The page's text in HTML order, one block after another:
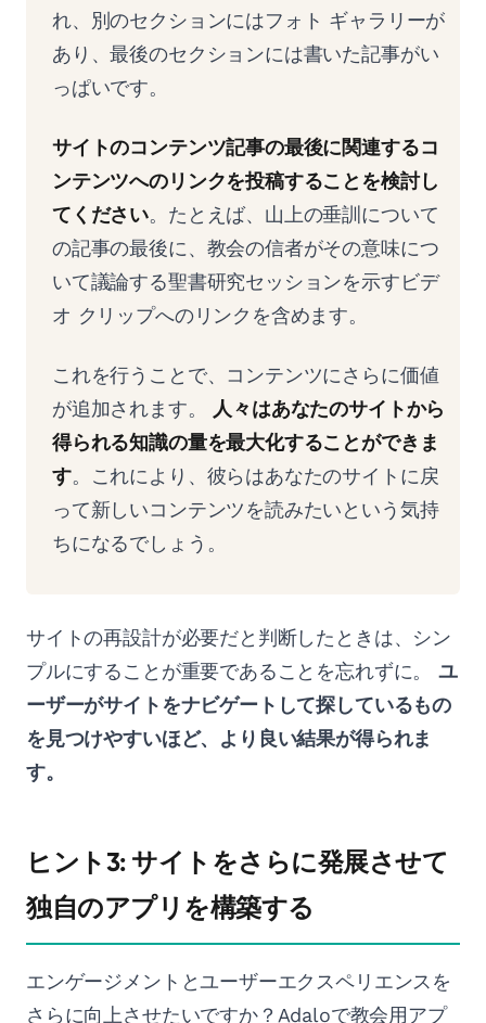
れ、別のセクションにはフォト ギャラリーが
あり、最後のセクションには書いた記事がい
っぱいです。
サイトのコンテンツ記事の最後に関連するコ
ンテンツへのリンクを投稿することを検討し
てください。たとえば、山上の垂訓について
の記事の最後に、教会の信者がその意味につ
いて議論する聖書研究セッションを示すビデ
オ クリップへのリンクを含めます。
これを行うことで、コンテンツにさらに価値
が追加されます。
人々はあなたのサイトから
得られる知識の量を最大化することができま
す。これにより、彼らはあなたのサイトに戻
って新しいコンテンツを読みたいという気持
ちになるでしょう。
サイトの再設計が必要だと判断したときは、シン
プルにすることが重要であることを忘れずに。ユ
ーザーがサイトをナビゲートして探しているもの
を見つけやすいほど、より良い結果が得られま
す。
ヒント3: サイトをさらに発展させて
独自のアプリを構築する
エンゲージメントとユーザーエクスペリエンスを
さらに向上させたいですか？Adaloで教会用アプ